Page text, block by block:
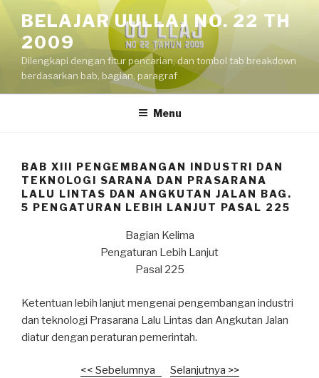
content
BELAJAR UULLAJ NO. 22 TH
2009
Dilengkapi dengan fitur pencarian, dan tombol tab breakdown
berdasarkan bab, bagian, paragraf
Menu
BAB XIII PENGEMBANGAN INDUSTRI DAN
TEKNOLOGI SARANA DAN PRASARANA
LALU LINTAS DAN ANGKUTAN JALAN BAG.
5 PENGATURAN LEBIH LANJUT PASAL 225
Bagian Kelima
Pengaturan Lebih Lanjut
Pasal 225
Ketentuan lebih lanjut mengenai pengembangan industri
dan teknologi Prasarana Lalu Lintas dan Angkutan Jalan
diatur dengan peraturan pemerintah.
<< Sebelumnya Selanjutnya >>